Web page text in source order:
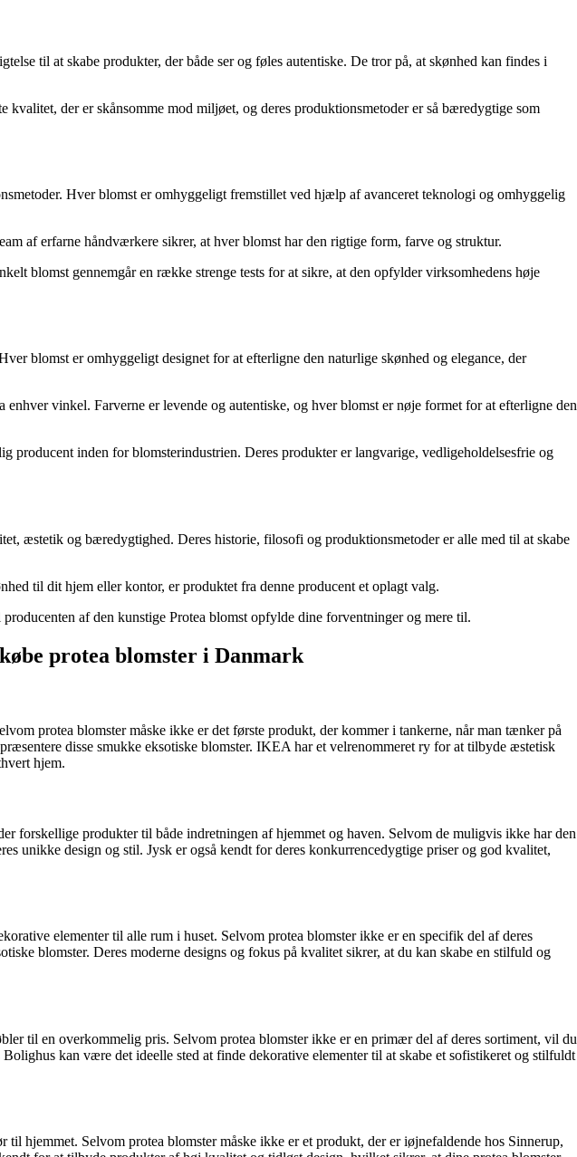
til at skabe produkter, der både ser og føles autentiske. De tror på, at skønhed kan findes i
der er skånsomme mod miljøet, og deres produktionsmetoder er så bæredygtige som
Hver blomst er omhyggeligt fremstillet ved hjælp af avanceret teknologi og omhyggelig
af erfarne håndværkere sikrer, at hver blomst har den rigtige form, farve og struktur.
blomst gennemgår en række strenge tests for at sikre, at den opfylder virksomhedens høje
blomst er omhyggeligt designet for at efterligne den naturlige skønhed og elegance, der
vinkel. Farverne er levende og autentiske, og hver blomst er nøje formet for at efterligne den
inden for blomsterindustrien. Deres produkter er langvarige, vedligeholdelsesfrie og
æstetik og bæredygtighed. Deres historie, filosofi og produktionsmetoder er alle med til at skabe
til dit hjem eller kontor, er produktet fra denne producent et oplagt valg.
af den kunstige Protea blomst opfylde dine forventninger og mere til.
protea blomster i Danmark
protea blomster måske ikke er det første produkt, der kommer i tankerne, når man tænker på
disse smukke eksotiske blomster. IKEA har et velrenommeret ry for at tilbyde æstetisk
hjem.
forskellige produkter til både indretningen af hjemmet og haven. Selvom de muligvis ikke har den
unikke design og stil. Jysk er også kendt for deres konkurrencedygtige priser og god kvalitet,
elementer til alle rum i huset. Selvom protea blomster ikke er en specifik del af deres
blomster. Deres moderne designs og fokus på kvalitet sikrer, at du kan skabe en stilfuld og
til en overkommelig pris. Selvom protea blomster ikke er en primær del af deres sortiment, vil du
kan være det ideelle sted at finde dekorative elementer til at skabe et sofistikeret og stilfuldt
hjemmet. Selvom protea blomster måske ikke er et produkt, der er iøjnefaldende hos Sinnerup,